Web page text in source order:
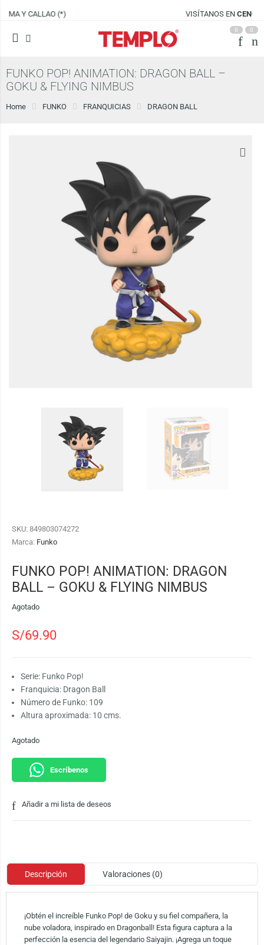
CENCO LIMA SUR
0 0
FUNKO POP! ANIMATION: DRAGON BALL –
GOKU & FLYING NIMBUS
Home FUNKO FRANQUICIAS DRAGON BALL
SKU: 849803074272
Marca: Funko
FUNKO POP! ANIMATION: DRAGON
BALL – GOKU & FLYING NIMBUS
Agotado
S/69.90
Serie: Funko Pop!
Franquicia: Dragon Ball
Número de Funko: 109
Altura aproximada: 10 cms.
Agotado
Escríbenos
Añadir a mi lista de deseos
Descripción Valoraciones (0)
¡Obtén el increíble Funko Pop! de Goku y su fiel compañera, la
nube voladora, inspirado en Dragonball! Esta figura captura a la
perfección la esencia del legendario Saiyajin. ¡Agrega un toque